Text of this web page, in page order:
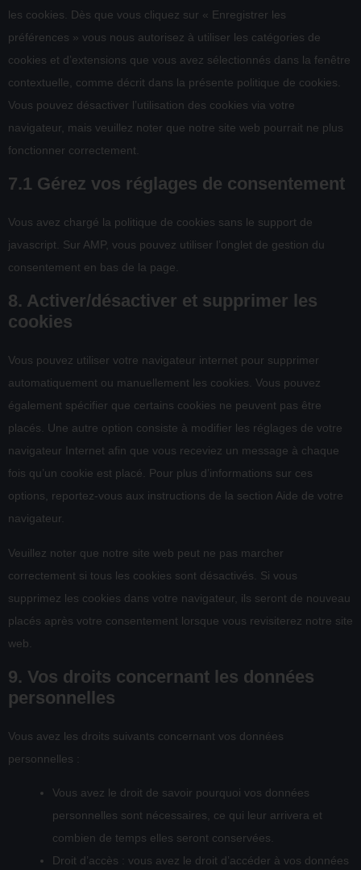
les cookies. Dès que vous cliquez sur « Enregistrer les
préférences » vous nous autorisez à utiliser les catégories de
cookies et d’extensions que vous avez sélectionnés dans la fenêtre
contextuelle, comme décrit dans la présente politique de cookies.
Vous pouvez désactiver l’utilisation des cookies via votre
navigateur, mais veuillez noter que notre site web pourrait ne plus
fonctionner correctement.
7.1 Gérez vos réglages de consentement
Vous avez chargé la politique de cookies sans le support de
javascript. Sur AMP, vous pouvez utiliser l’onglet de gestion du
consentement en bas de la page.
8. Activer/désactiver et supprimer les
cookies
Vous pouvez utiliser votre navigateur internet pour supprimer
automatiquement ou manuellement les cookies. Vous pouvez
également spécifier que certains cookies ne peuvent pas être
placés. Une autre option consiste à modifier les réglages de votre
navigateur Internet afin que vous receviez un message à chaque
fois qu’un cookie est placé. Pour plus d’informations sur ces
options, reportez-vous aux instructions de la section Aide de votre
navigateur.
Veuillez noter que notre site web peut ne pas marcher
correctement si tous les cookies sont désactivés. Si vous
supprimez les cookies dans votre navigateur, ils seront de nouveau
placés après votre consentement lorsque vous revisiterez notre site
web.
9. Vos droits concernant les données
personnelles
Vous avez les droits suivants concernant vos données
personnelles :
Vous avez le droit de savoir pourquoi vos données
personnelles sont nécessaires, ce qui leur arrivera et
combien de temps elles seront conservées.
Droit d’accès : vous avez le droit d’accéder à vos données